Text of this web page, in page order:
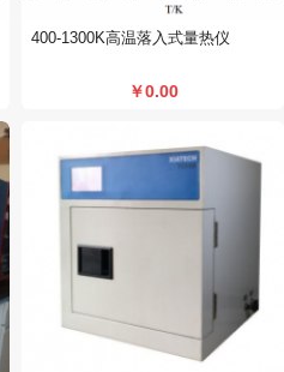
400-1300K高温落入式量热仪
￥0.00